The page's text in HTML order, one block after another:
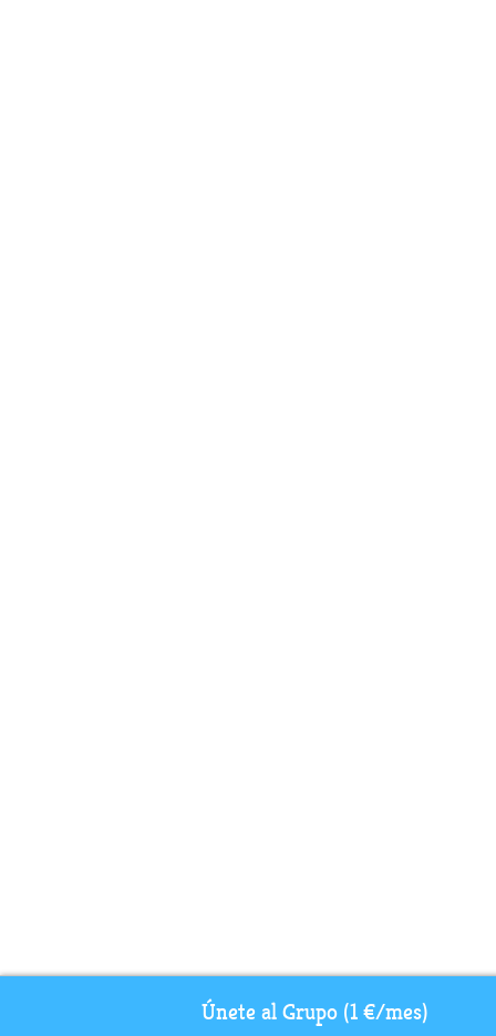
Únete al Grupo (1 €/mes)